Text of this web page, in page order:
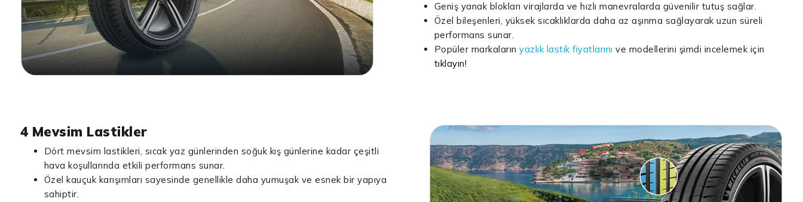
Geniş yanak blokları virajlarda ve hızlı manevralarda güvenilir tutuş sağlar.
Özel bileşenleri, yüksek sıcaklıklarda daha az aşınma sağlayarak uzun süreli
performans sunar.
Popüler markalarınyazlık lastik fiyatlarını ve modellerini şimdi incelemek için
tıklayın!
4 Mevsim Lastikler
Dört mevsim lastikleri, sıcak yaz günlerinden soğuk kış günlerine kadar çeşitli
hava koşullarında etkili performans sunar.
Özel kauçuk karışımları sayesinde genellikle daha yumuşak ve esnek bir yapıya
sahiptir.